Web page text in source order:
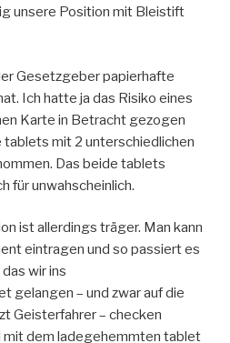
unsere Position mit Bleistift
Gesetzgeber papierhafte
Ich hatte ja das Risiko eines
Karte in Betracht gezogen
tablets mit 2 unterschiedlichen
Das beide tablets
für unwahscheinlich.
ist allerdings träger. Man kann
eintragen und so passiert es
wir ins
gelangen – und zwar auf die
Geisterfahrer – checken
mit dem ladegehemmten tablet